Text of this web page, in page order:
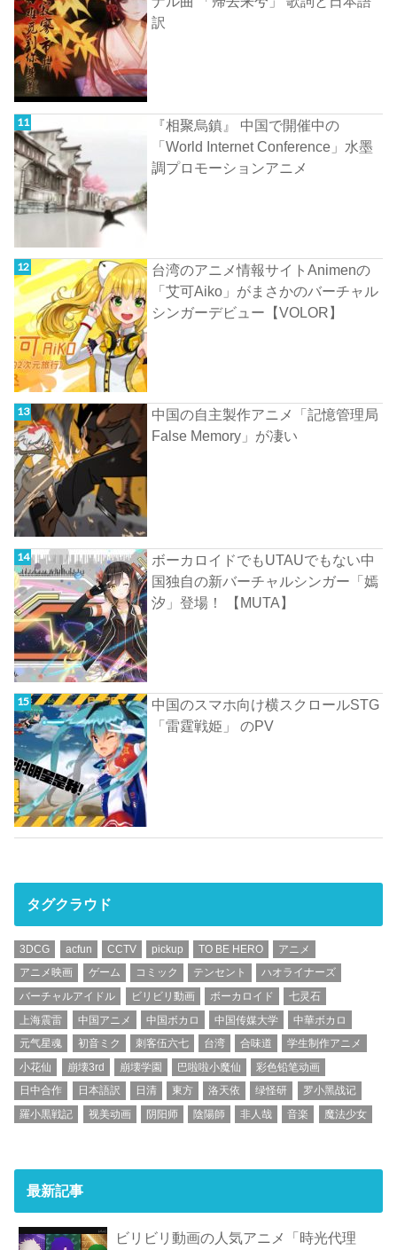
訳
『相聚烏鎮』 中国で開催中の
「World Internet Conference」水墨
調プロモーションアニメ
台湾のアニメ情報サイトAnimenの
「艾可Aiko」がまさかのバーチャル
シンガーデビュー【VOLOR】
中国の自主製作アニメ「記憶管理局
False Memory」が凄い
ボーカロイドでもUTAUでもない中
国独自の新バーチャルシンガー「嫣
汐」登場！ 【MUTA】
中国のスマホ向け横スクロールSTG
「雷霆戦姫」 のPV
タグクラウド
3DCG acfun CCTV pickup TO BE HERO
アニメ
アニメ映画
ゲーム コミック テンセント
ハオライナーズ
バーチャルアイドル
ビリビリ動画 ボーカロイド
七灵石
上海震雷
中国アニメ 中国ボカロ 中国传媒大学
中華ボカロ
元气星魂
初音ミク 刺客伍六七 台湾 合味道
学生制作アニメ
小花仙
崩壊3rd 崩壊学園 巴啦啦小魔仙
彩色铅笔动画
日中合作
日本語訳 日清 東方 洛天依 绿怪研
罗小黑战记
羅小黒戦記
视美动画 阴阳师 陰陽師 非人哉 音楽 魔法少女
最新記事
ビリビリ動画の人気アニメ「時光代理